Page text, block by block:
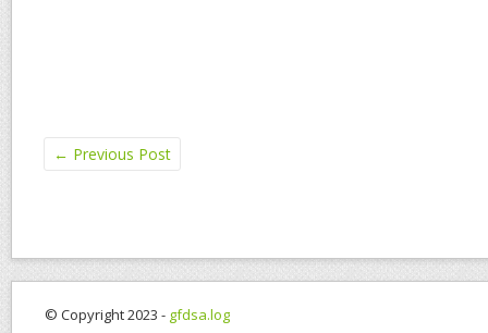
← Previous Post
© Copyright 2023 - gfdsa.log